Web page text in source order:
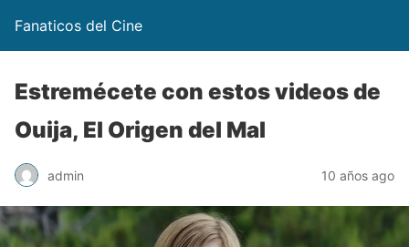
Fanaticos del Cine
Estremécete con estos videos de
Ouija, El Origen del Mal
admin 10 años ago